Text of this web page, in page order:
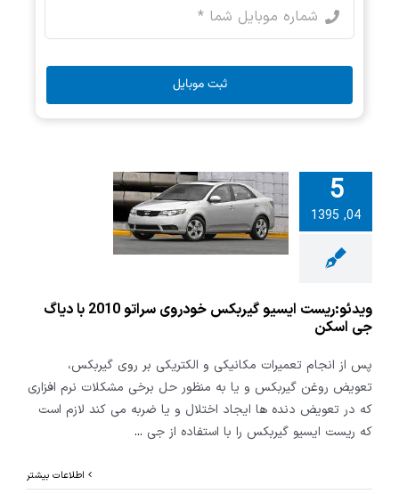
5
04, 1395
ایسیو
خودروی
سراتو 2010 با دیاگ
اسکن
ویدئو:ریست ایسیو گیربکس خودروی سراتو 2010 با دیاگ
جی اسکن
پس از انجام تعمیرات مکانیکی و الکتریکی بر روی گیربکس،
تعویض روغن گیربکس و یا به منظور حل برخی مشکلات نرم افزاری
که در تعویض دنده ها ایجاد اختلال و یا ضربه می کند لازم است
که ریست ایسیو گیربکس را با استفاده از جی ...
اطلاعات بیشتر
ثبت موبایل